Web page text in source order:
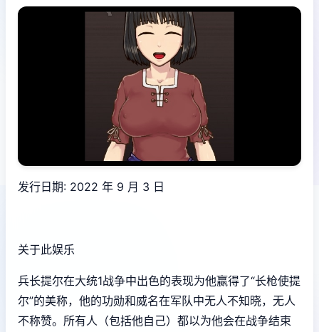
发行日期: 2022 年 9 月 3 日
关于此娱乐
兵长提尔在大统1战争中出色的表现为他赢得了“长枪使提
尔”的美称，他的功勋和威名在军队中无人不知晓，无人
不称赞。所有人（包括他自己）都以为他会在战争结束